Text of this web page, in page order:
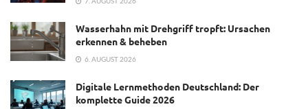
Wasserhahn mit Drehgriff tropft: Ursachen
erkennen & beheben
6. AUGUST 2026
Digitale Lernmethoden Deutschland: Der
komplette Guide 2026